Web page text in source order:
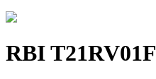
RBI T21RV01F